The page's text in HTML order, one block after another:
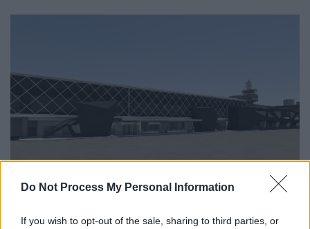
Do Not Process My Personal Information
If you wish to opt-out of the sale, sharing to third parties, or